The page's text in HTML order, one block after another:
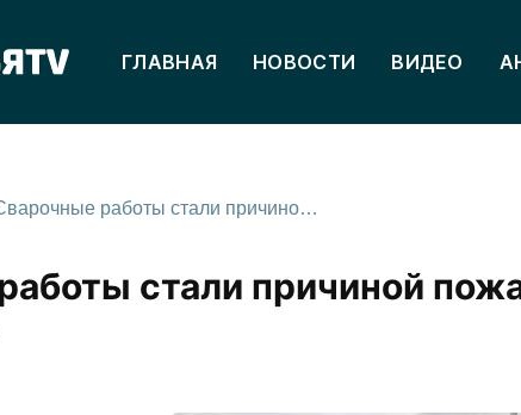
ГЛАВНАЯ НОВОСТИ ВИДЕО
Сварочные работы стали причиной пожара на рынке «Викалина»
стали причиной